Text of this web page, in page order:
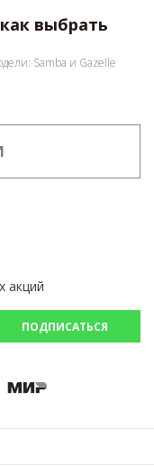
выбрать
Samba и Gazelle
акций
ПОДПИСАТЬСЯ